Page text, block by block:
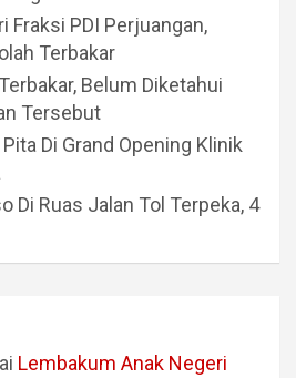
Fraksi PDI Perjuangan,
Terbakar
Belum Diketahui
Tersebut
Di Grand Opening Klinik
Di Ruas Jalan Tol Terpeka, 4
Lembakum Anak Negeri